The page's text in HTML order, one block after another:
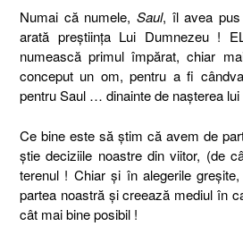
Numai că numele, Saul, îl avea
arată preştiinţa Lui Dumnezeu !
numească primul împărat, chiar
conceput un om, pentru a fi
pentru Saul … dinainte de naşterea lui
Ce bine este să ştim că avem de
ştie deciziile noastre din viitor, (de
terenul ! Chiar şi în alegerile
partea noastră şi creează mediul în
cât mai bine posibil !